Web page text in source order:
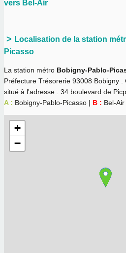
vers Bel-Air
Localisation de la station
Picasso
La station métro Bobigny-Pablo-
Préfecture Trésorerie 93008 Bobigny .
situé à l'adresse : 34 boulevard de
A : Bobigny-Pablo-Picasso | B : Bel-Air
+
−